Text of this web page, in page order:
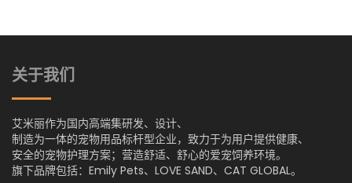
关于我们
艾米丽作为国内高端集研发、设计、
制造为一体的宠物用品标杆型企业，致力于为用户提供健康、
安全的宠物护理方案；营造舒适、舒心的爱宠饲养环境。
旗下品牌包括：Emily Pets、LOVE SAND、CAT GLOBAL。